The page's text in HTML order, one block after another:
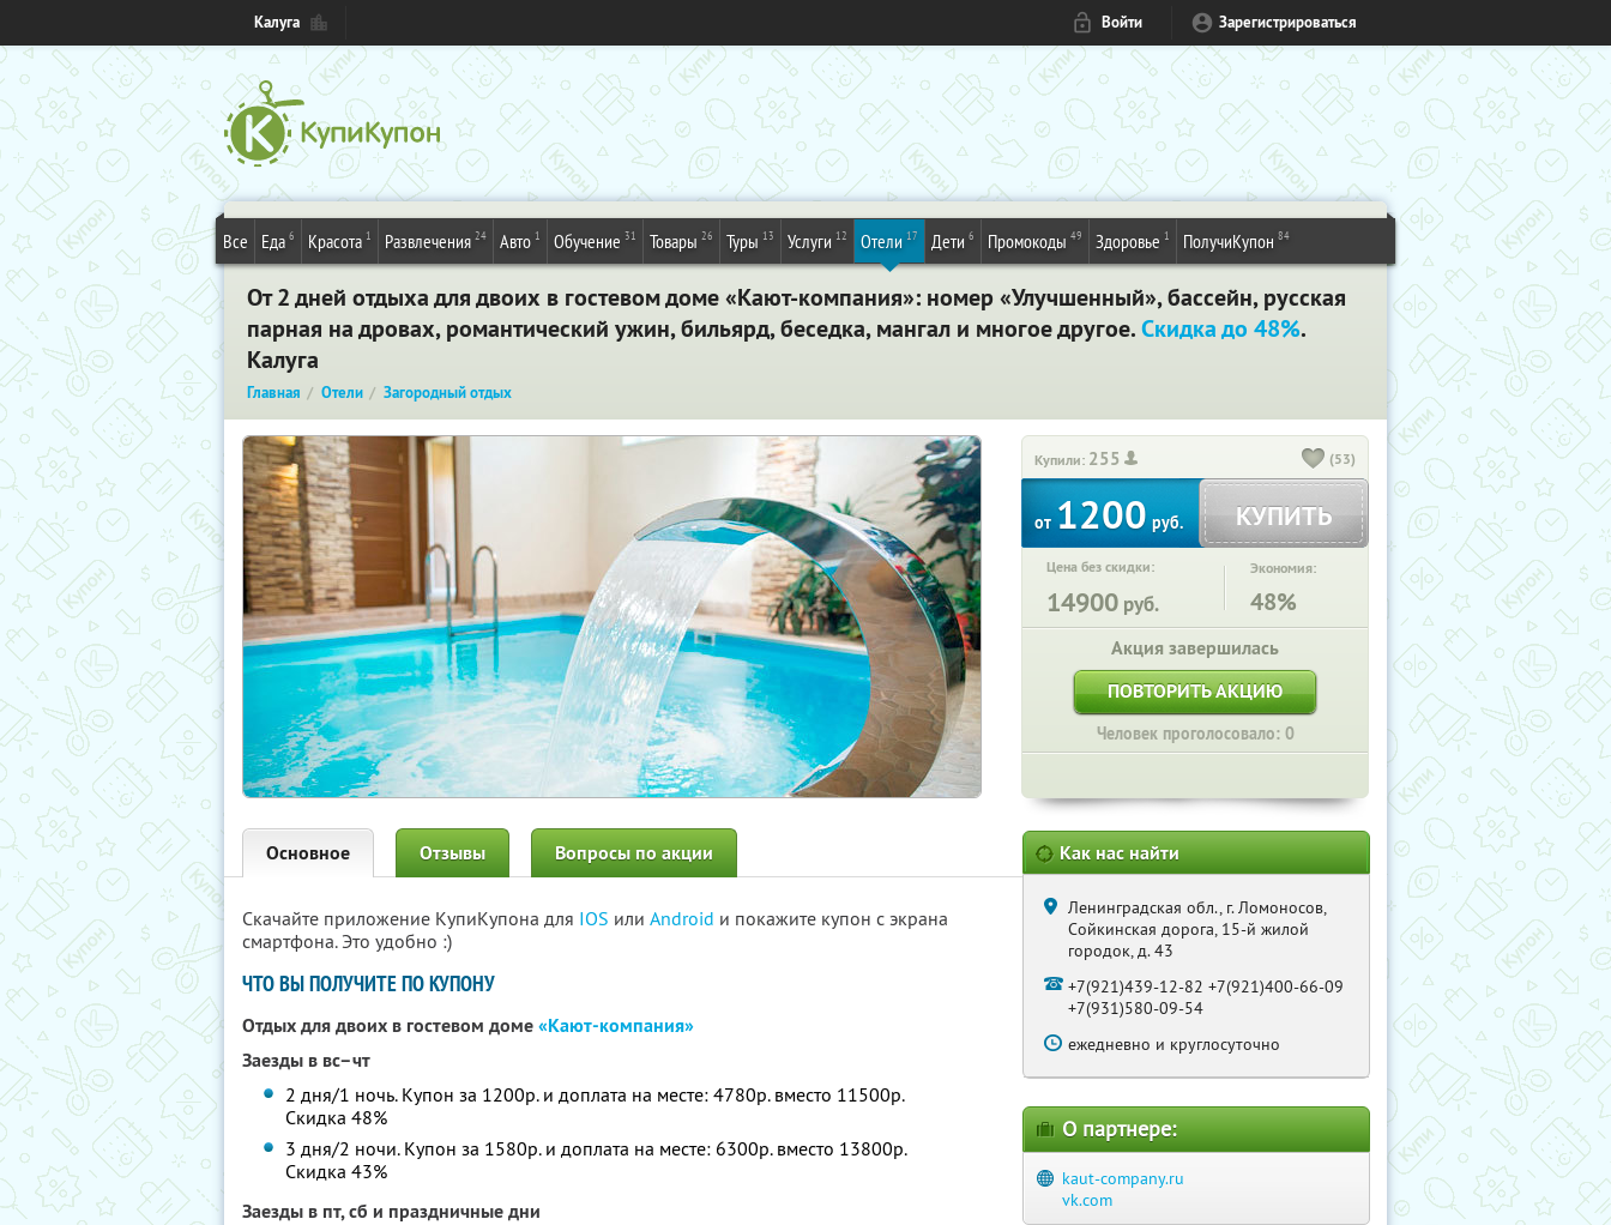
Калуга Войти Зарегистрироваться
Все Еда 6 Красота 1 Развлечения 24 Авто 1 Обучение 31 Товары 26 Туры 13 Услуги 12 Отели 17 Дети 6 Промокоды 49 Здоровье 1 ПолучиКупон 84
От 2 дней отдыха для двоих в гостевом доме «Кают-компания»: номер «Улучшенный», бассейн, русская
парная на дровах, романтический ужин, бильярд, беседка, мангал и многое другое.Скидка до 48%.
Калуга
Главная Отели Загородный отдых
Купили: 255 (53)
от 1200 руб. КУПИТЬ
Цена без скидки:
14900 руб.
Экономия:
48%
Акция завершилась
ПОВТОРИТЬ АКЦИЮ
Человек проголосовало: 0
Основное Отзывы Вопросы по акции
Скачайте приложение КупиКупона для IOS или Android и покажите купон с экрана
смартфона. Это удобно :)
ЧТО ВЫ ПОЛУЧИТЕ ПО КУПОНУ
Отдых для двоих в гостевом доме«Кают-компания»
Заезды в вс–чт
2 дня/1 ночь. Купон за 1200р. и доплата на месте: 4780р. вместо 11500р.
Скидка 48%
3 дня/2 ночи. Купон за 1580р. и доплата на месте: 6300р. вместо 13800р.
Скидка 43%
Заезды в пт, сб и праздничные дни
Как нас найти
Ленинградская обл., г. Ломоносов,
Сойкинская дорога, 15-й жилой
городок, д. 43
+7(921)439-12-82 +7(921)400-66-09
+7(931)580-09-54
ежедневно и круглосуточно
О партнере:
kaut-company.ru
vk.com